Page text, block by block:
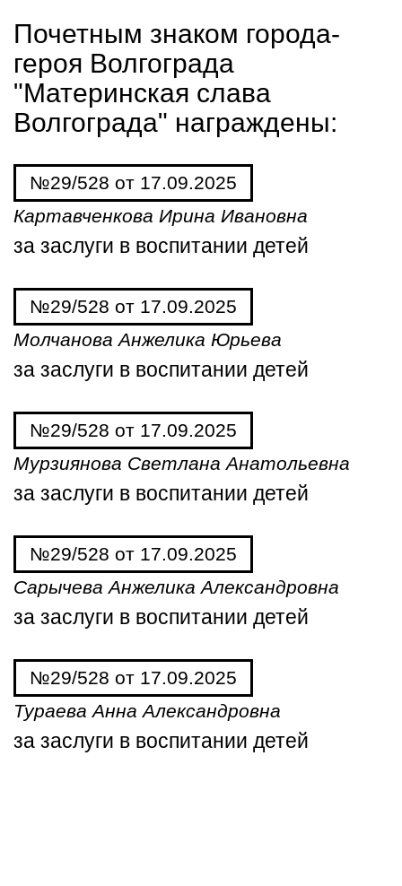
Почетным знаком города-
героя Волгограда
"Материнская слава
Волгограда" награждены:
№29/528 от 17.09.2025
Картавченкова Ирина Ивановна
за заслуги в воспитании детей
№29/528 от 17.09.2025
Молчанова Анжелика Юрьева
за заслуги в воспитании детей
№29/528 от 17.09.2025
Мурзиянова Светлана Анатольевна
за заслуги в воспитании детей
№29/528 от 17.09.2025
Сарычева Анжелика Александровна
за заслуги в воспитании детей
№29/528 от 17.09.2025
Тураева Анна Александровна
за заслуги в воспитании детей